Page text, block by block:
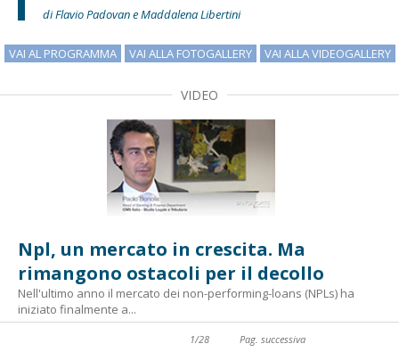
di Flavio Padovan e Maddalena Libertini
VAI AL PROGRAMMA VAI ALLA FOTOGALLERY VAI ALLA VIDEOGALLERY
VIDEO
Npl, un mercato in crescita. Ma
rimangono ostacoli per il decollo
Nell'ultimo anno il mercato dei non-performing-loans (NPLs) ha
iniziato finalmente a...
1/28 Pag. successiva